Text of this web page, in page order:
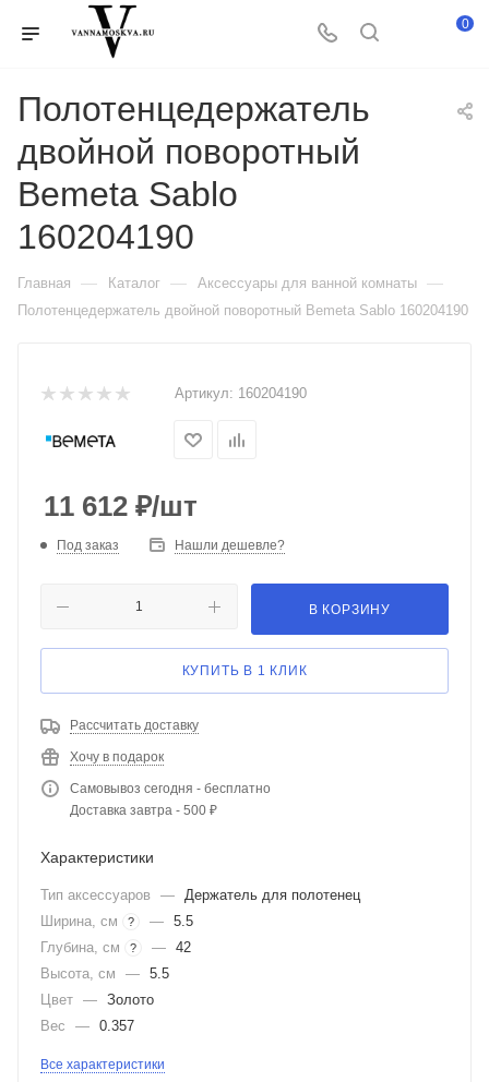
0
Полотенцедержатель
двойной поворотный
Bemeta Sablo
160204190
Главная — Каталог — Аксессуары для ванной комнаты —
Полотенцедержатель двойной поворотный Bemeta Sablo 160204190
Артикул: 160204190
11 612 ₽/шт
Под заказ Нашли дешевле?
В КОРЗИНУ
КУПИТЬ В 1 КЛИК
Рассчитать доставку
Хочу в подарок
Самовывоз сегодня - бесплатно
Доставка завтра - 500 ₽
Характеристики
Тип аксессуаров — Держатель для полотенец
Ширина, см
? — 5.5
Глубина, см
? — 42
Высота, см
— 5.5
Цвет — Золото
Вес
— 0.357
Все характеристики